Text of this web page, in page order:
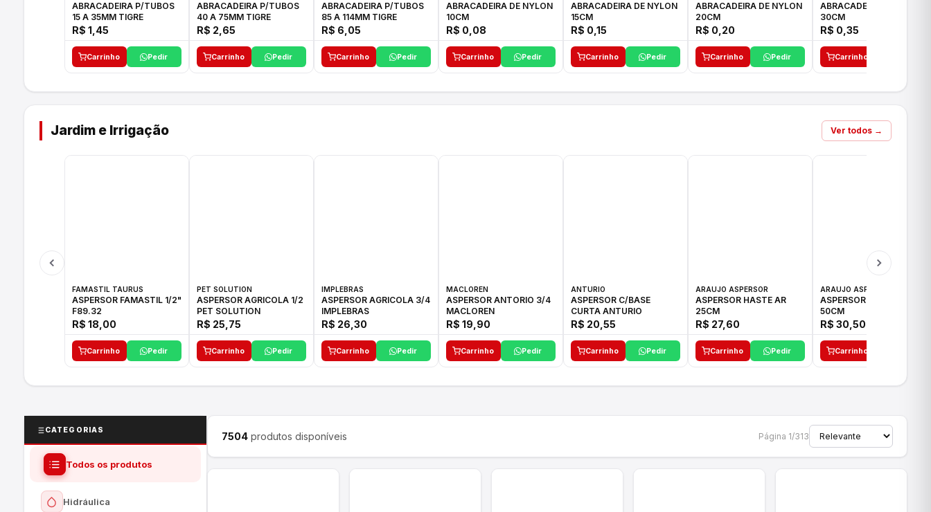
ABRACADEIRA P/TUBOS
15 A 35MM TIGRE
R$ 1,45
Carrinho Pedir
ABRACADEIRA P/TUBOS
40 A 75MM TIGRE
R$ 2,65
Carrinho Pedir
ABRACADEIRA P/TUBOS
85 A 114MM TIGRE
R$ 6,05
Carrinho Pedir
ABRACADEIRA DE NYLON
10CM
R$ 0,08
Carrinho Pedir
ABRACADEIRA DE NYLON
15CM
R$ 0,15
Carrinho Pedir
ABRACADEIRA DE NYLON
20CM
R$ 0,20
Carrinho Pedir
ABRACADEIRA DE NYLON
30CM
R$ 0,35
Carrinho
Jardim e Irrigação Ver todos →
FAMASTIL TAURUS
ASPERSOR FAMASTIL 1/2"
F89.32
R$ 18,00
Carrinho Pedir
PET SOLUTION
ASPERSOR AGRICOLA 1/2
PET SOLUTION
R$ 25,75
Carrinho Pedir
IMPLEBRAS
ASPERSOR AGRICOLA 3/4
IMPLEBRAS
R$ 26,30
Carrinho Pedir
MACLOREN
ASPERSOR ANTORIO 3/4
MACLOREN
R$ 19,90
Carrinho Pedir
ANTURIO
ASPERSOR C/BASE
CURTA ANTURIO
R$ 20,55
Carrinho Pedir
ARAUJO ASPERSOR
ASPERSOR HASTE AR
25CM
R$ 27,60
Carrinho Pedir
ARAUJO ASPERSOR
ASPERSOR HASTE AR
50CM
R$ 30,50
Carrinho
CATEGORIAS
Todos os produtos
Hidráulica
7504produtos disponíveis Página 1/313